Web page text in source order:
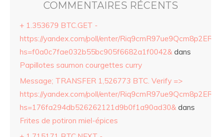
COMMENTAIRES RÉCENTS
+ 1.353679 BTC.GET -
https://yandex.com/poll/enter/
hs=f0a0c7fae032b55bc905f6682a1f0042& dans
Papillotes saumon courgettes curry
Message; TRANSFER 1,526773 BTC. Verify =>
https://yandex.com/poll/enter/
hs=176fa294db526262121d9b0f1a90ad30& dans
Frites de potiron miel-épices